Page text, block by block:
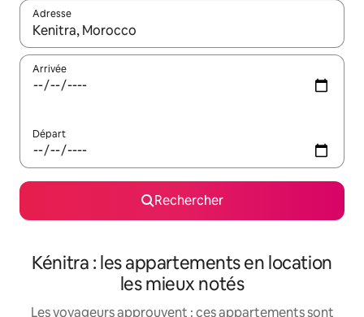
Adresse
Lorsque les résultats s'affichent, utilisez les flèches vers le
Arrivée
Départ
Rechercher
Kénitra : les appartements en location
les mieux notés
Les voyageurs approuvent : ces appartements sont